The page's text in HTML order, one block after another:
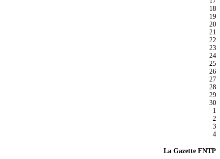
18
19
20
21
22
23
24
25
26
27
28
29
30
1
2
3
4
La Gazette FNTP